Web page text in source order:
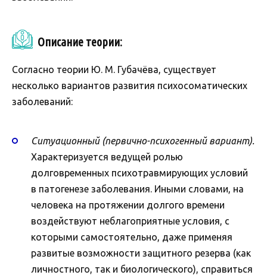
Описание теории:
Согласно теории Ю. М. Губачёва, существует
несколько вариантов развития психосоматических
заболеваний:
Ситуационный (первично-психогенный вариант).
Характеризуется ведущей ролью
долговременных психотравмирующих условий
в патогенезе заболевания. Иными словами, на
человека на протяжении долгого времени
воздействуют неблагоприятные условия, с
которыми самостоятельно, даже применяя
развитые возможности защитного резерва (как
личностного, так и биологического), справиться